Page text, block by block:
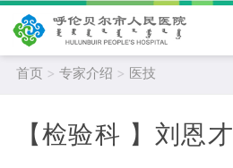
首页 > 专家介绍 > 医技
【检验科 】刘恩才